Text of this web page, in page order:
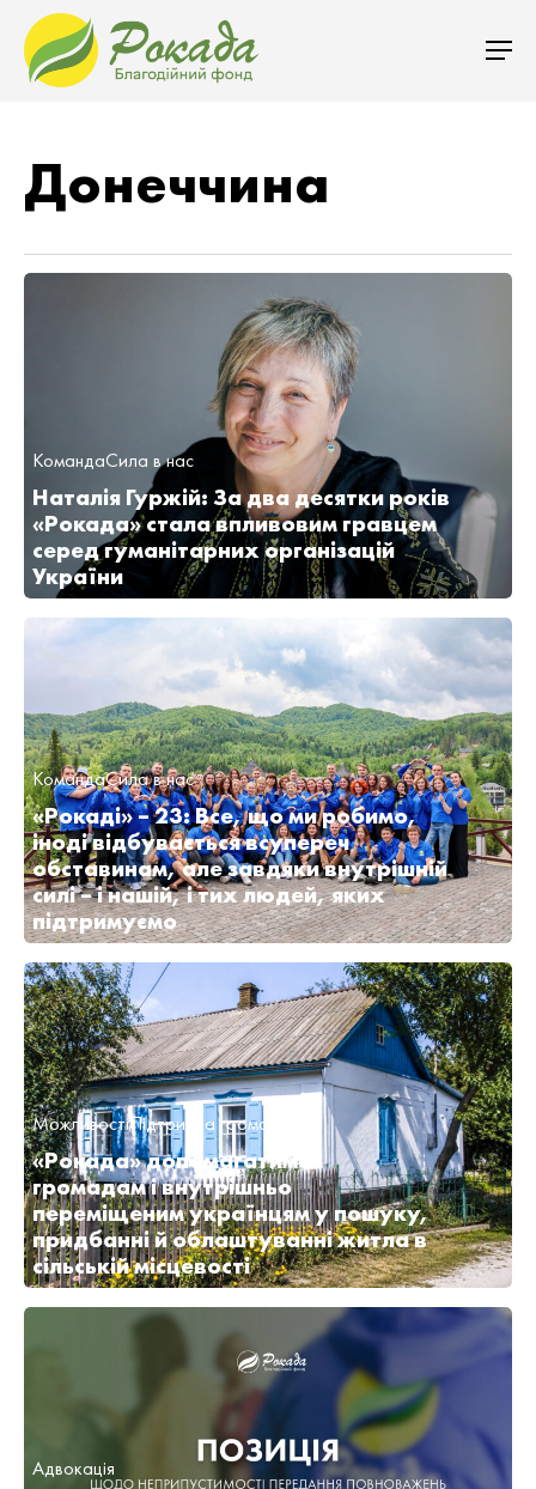
Донеччина
КомандаСила в нас
Наталія Гуржій: За два десятки років
«Рокада» стала впливовим гравцем
серед гуманітарних організацій
України
КомандаСила в нас
«Рокаді» – 23: Все, що ми робимо,
іноді відбувається всупереч
обставинам, але завдяки внутрішній
силі – і нашій, і тих людей, яких
підтримуємо
МожливостіПідтримка громад
«Рокада» допомагатиме
громадам і внутрішньо
переміщеним українцям у пошуку,
придбанні й облаштуванні житла в
сільській місцевості
Адвокація